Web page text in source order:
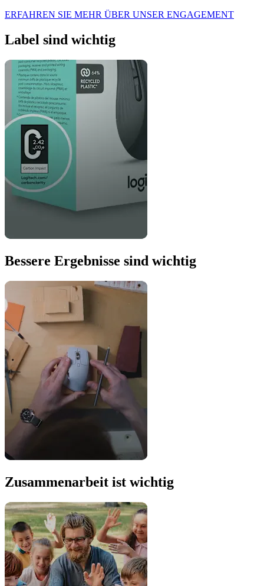
ERFAHREN SIE MEHR ÜBER UNSER ENGAGEMENT
Label sind wichtig
Bessere Ergebnisse sind wichtig
Zusammenarbeit ist wichtig